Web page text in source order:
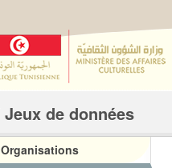
Jeux de données
Organisations